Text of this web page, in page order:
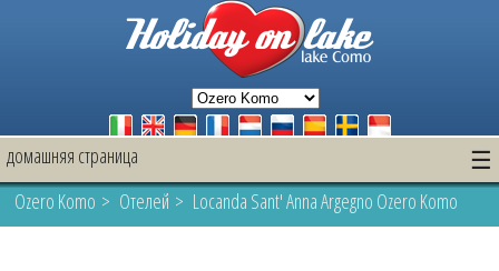
домашняя страница ☰
Ozero Komo > Oтелей > Locanda Sant' Anna Argegno Ozero Komo